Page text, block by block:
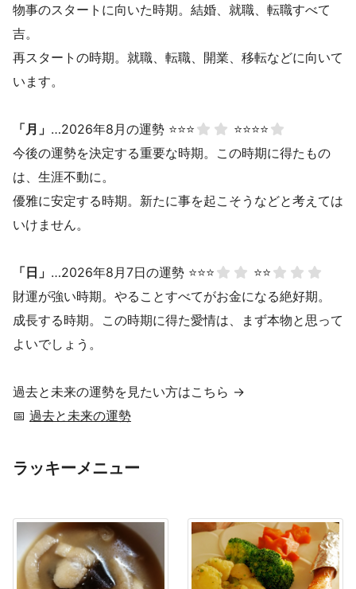
物事のスタートに向いた時期。結婚、就職、転職すべて
吉。
再スタートの時期。就職、転職、開業、移転などに向いて
います。
「月」 …2026年8月の運勢 ⭐⭐⭐
⭐⭐⭐⭐
今後の運勢を決定する重要な時期。この時期に得たもの
は、生涯不動に。
優雅に安定する時期。新たに事を起こそうなどと考えては
いけません。
「日」 …2026年8月7日の運勢 ⭐⭐⭐
⭐⭐
財運が強い時期。やることすべてがお金になる絶好期。
成長する時期。この時期に得た愛情は、まず本物と思って
よいでしょう。
過去と未来の運勢を見たい方はこちら →
📅 過去と未来の運勢
ラッキーメニュー